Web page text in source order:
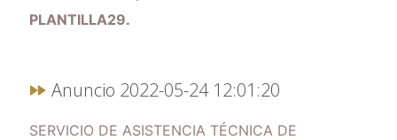
PLANTILLA29.
Anuncio 2022-05-24 12:01:20
SERVICIO DE ASISTENCIA TÉCNICA DE